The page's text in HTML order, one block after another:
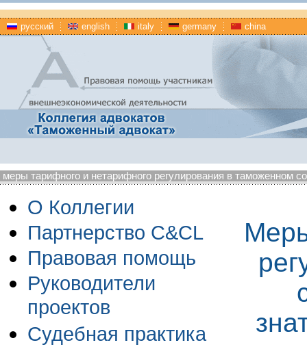
русский english italy germany china
меры тарифного и нетарифного регулирования в таможенном
О Коллегии
Партнерство C&CL
Правовая помощь
Руководители
проектов
Судебная практика